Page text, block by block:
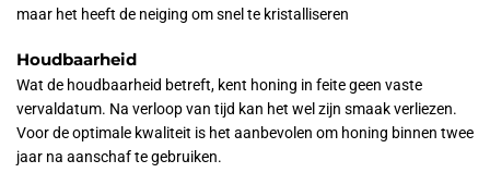
maar het heeft de neiging om snel te kristalliseren
Houdbaarheid
Wat de houdbaarheid betreft, kent honing in feite geen vaste
vervaldatum. Na verloop van tijd kan het wel zijn smaak verliezen.
Voor de optimale kwaliteit is het aanbevolen om honing binnen twee
jaar na aanschaf te gebruiken.